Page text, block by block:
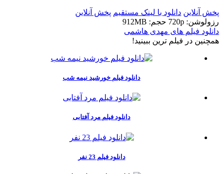
پخش آنلاین دانلود با لينک مستقيم پخش آنلاین
رزولوشن: 720p
حجم: 912MB
دانلود فیلم های مهدی هاشمی
همچنين در فيلم ترين ببينيد!
دانلود فیلم خورشید نیمه شب
دانلود فیلم مرد آفتابی
دانلود فیلم 23 نفر